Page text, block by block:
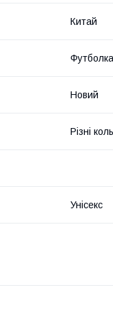
Китай
Футболка
Новий
Різні
Унісекс